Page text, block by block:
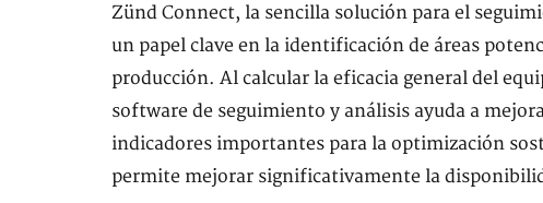
Zünd Connect, la sencilla solución para el
un papel clave en la identificación de áreas
producción. Al calcular la eficacia general del
software de seguimiento y análisis ayuda a
indicadores importantes para la optimización
permite mejorar significativamente la